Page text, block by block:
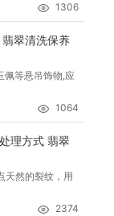
1306
翠清洗保养
悬吊饰物,应
1064
理方式 翡翠
天然的裂纹，用
2374